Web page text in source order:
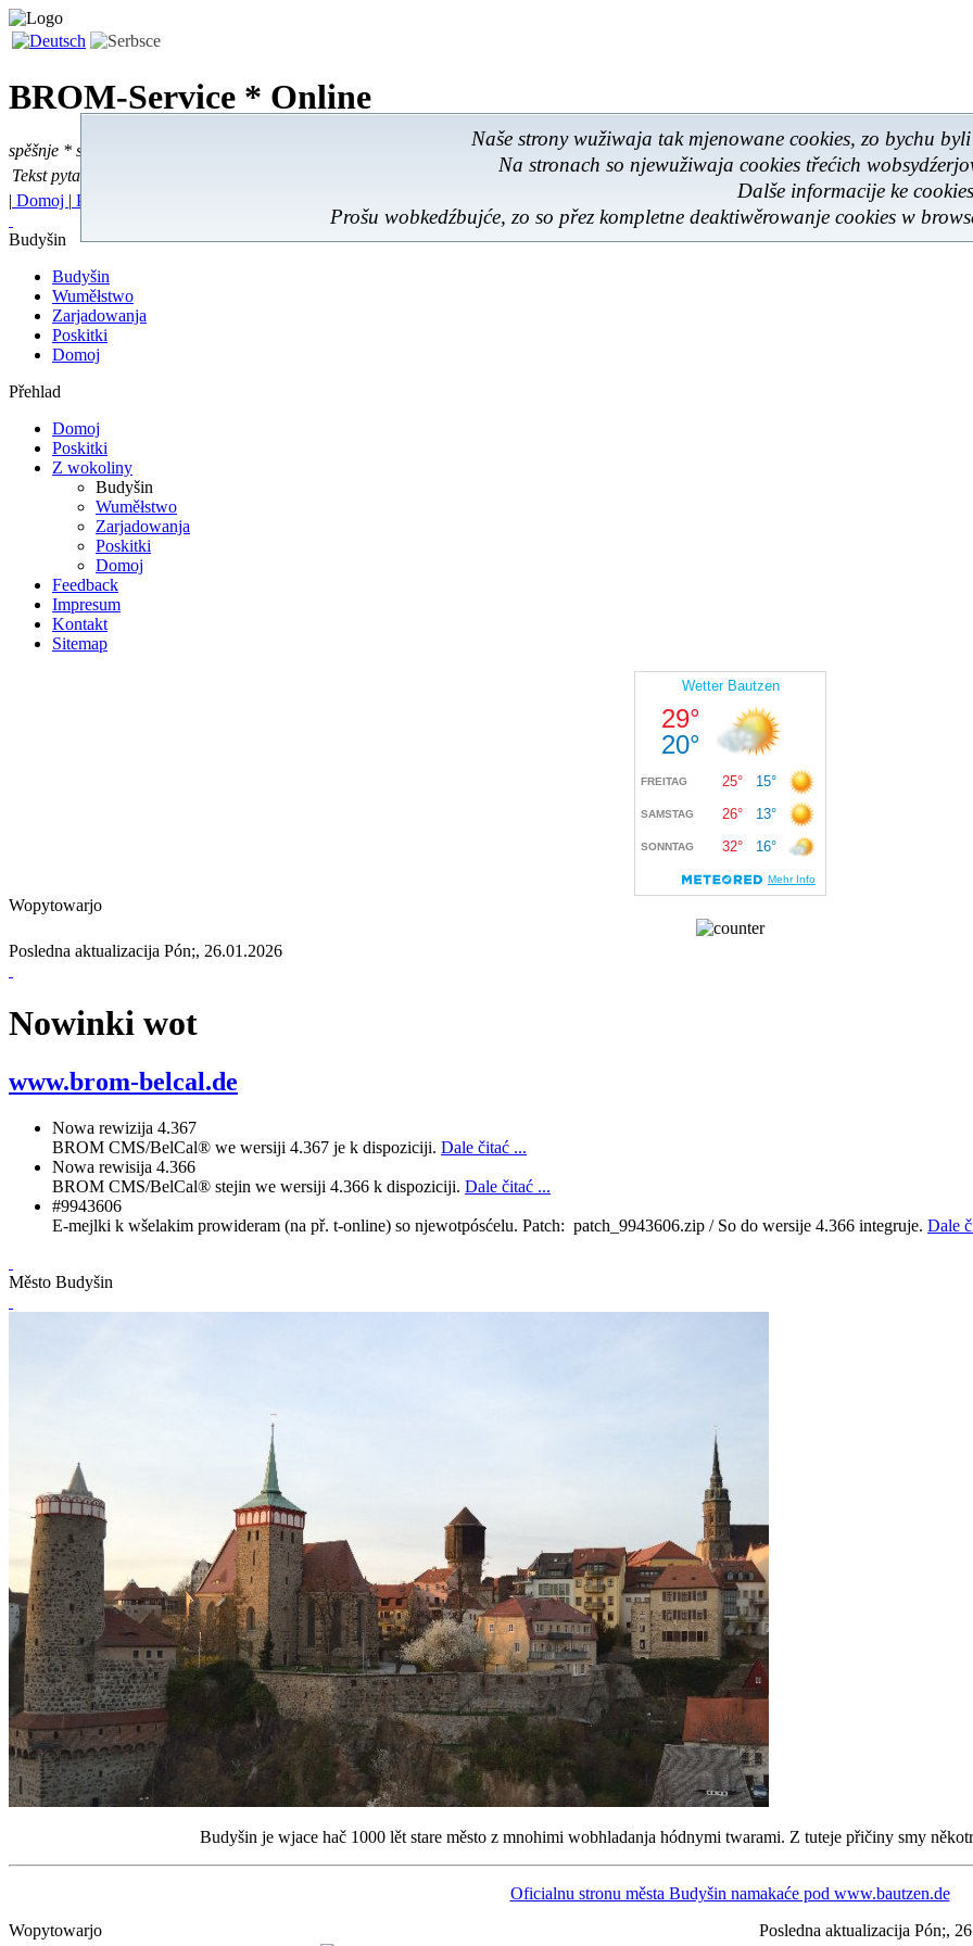
BROM-Service * Online
spěšnje * spušćomnje * małonałožnje
Naše strony wužiwaja tak mjenowane cookies, zo bychu
Na stronach so njewužiwaja cookies třećich
Dalše informacije ke
Prošu wobkedźbujće, zo so přez kompletne deaktiwěrowanje cookies w
Tekst pytać:
| Domoj | Poskitki
Budyšin
Budyšin
Wuměłstwo
Zarjadowanja
Poskitki
Domoj
Přehlad
Domoj
Poskitki
Z wokoliny
Budyšin
Wuměłstwo
Zarjadowanja
Poskitki
Domoj
Feedback
Impresum
Kontakt
Sitemap
Wopytowarjo
Posledna aktualizacija Pón;, 26.01.2026
Nowinki wot
www.brom-belcal.de
Nowa rewizija 4.367
BROM CMS/BelCal® we wersiji 4.367 je k dispoziciji. Dale čitać ...
Nowa rewisija 4.366
BROM CMS/BelCal® stejin we wersiji 4.366 k dispoziciji. Dale čitać ...
#9943606
E-mejlki k wšelakim prowideram (na př. t-online) so njewotpósćelu. Patch: patch_9943606.zip / So do wersije 4.366 integruje. Dale
Město Budyšin
Budyšin je wjace hač 1000 lět stare město z mnohimi wobhladanja hódnymi twarami. Z tuteje přičiny smy
Oficialnu stronu města Budyšin namakaće pod www.bautzen.de
Wopytowarjo
Posledna aktualizacija Pón;,